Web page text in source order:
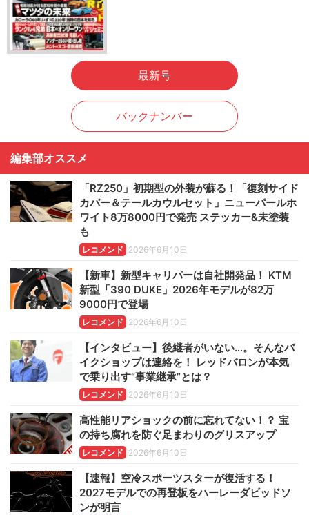
最新号
バックナンバー
編集部オススメ
「RZ250」初期型の外装が蘇る！「復刻サイド
カバー＆テールカウルセット」ニューパールホ
ワイト8万8000円で発売 ステッカー&未塗装
も
レコメンド 2026年6月10日
【新車】新型キャリパーは自社開発品！ KTM
新型「390 DUKE」2026年モデルが82万
9000円で登場
レコメンド 2026年6月10日
【インタビュー】後継者がいない…。そんなバ
イクショップは連絡を！ レッドバロンが本気
で乗り出す“事業継承”とは？
レコメンド 2026年6月10日
高性能リアショックの前に忘れてない！？ 宝
の持ち腐れを防ぐ足まわりのグリスアップ
レコメンド 2026年6月10日
【速報】空冷スポーツスターが復活する！
2027モデルでの再登板をハーレーダビッドソ
ンが明言